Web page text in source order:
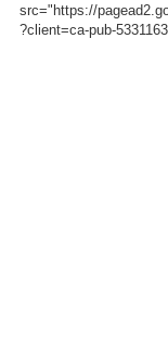
src="https://
?client=ca-pub-